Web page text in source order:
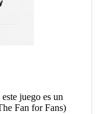
juego es un
Fan for Fans)